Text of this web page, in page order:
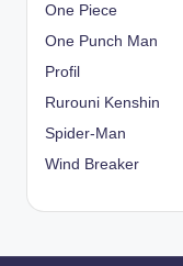
One Piece
One Punch Man
Profil
Rurouni Kenshin
Spider-Man
Wind Breaker